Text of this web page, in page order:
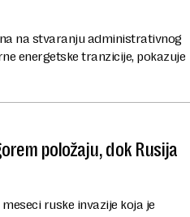
na stvaranju administrativnog
energetske tranzicije, pokazuje
položaju, dok Rusija
ruske invazije koja je